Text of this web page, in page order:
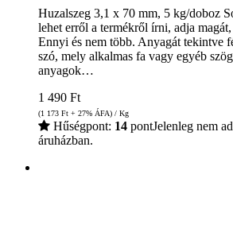
Huzalszeg 3,1 x 70 mm, 5 kg/doboz
lehet erről a termékről írni, adja
Ennyi és nem több. Anyagát tekintve
szó, mely alkalmas fa vagy egyéb
anyagok…
1 490 Ft
(1 173 Ft + 27% ÁFA) / Kg
Hűségpont: 14 pontJelenleg nem
áruházban.